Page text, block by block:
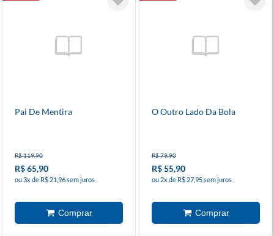
Pai De Mentira
R$ 119,90
R$ 65,90
ou 3x de R$ 21,96 sem juros
O Outro Lado Da Bola
R$ 79,90
R$ 55,90
ou 2x de R$ 27,95 sem juros